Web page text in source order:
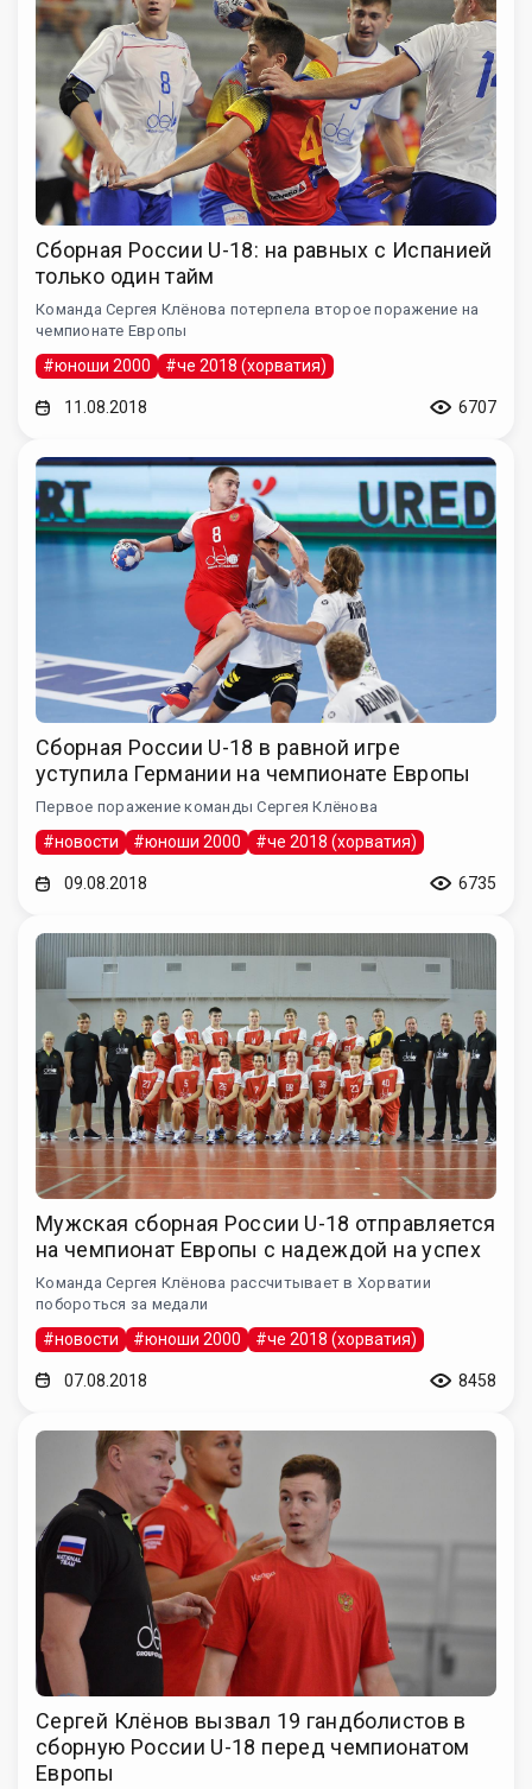
Сборная России U-18: на равных с Испанией
только один тайм
Команда Сергея Клёнова потерпела второе поражение на
чемпионате Европы
#юноши 2000 #че 2018 (хорватия)
11.08.2018 6707
Сборная России U-18 в равной игре
уступила Германии на чемпионате Европы
Первое поражение команды Сергея Клёнова
#новости #юноши 2000 #че 2018 (хорватия)
09.08.2018 6735
Мужская сборная России U-18 отправляется
на чемпионат Европы с надеждой на успех
Команда Сергея Клёнова рассчитывает в Хорватии
побороться за медали
#новости #юноши 2000 #че 2018 (хорватия)
07.08.2018 8458
Сергей Клёнов вызвал 19 гандболистов в
сборную России U-18 перед чемпионатом
Европы